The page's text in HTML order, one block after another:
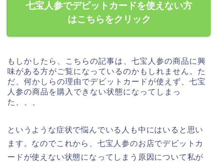
七宝人参でデビットカードを使えない方
はこちらをクリック
もしかしたら、こちらの記事は、七宝人参の商品に興
味がある方がご覧になっているのかもしれません。た
だ、何かしらの理由でデビットカードが使えず、七宝
人参の商品を購入できない状態になってしまっ
た、、、
というような症状で悩んでいる人も中にはいると思い
ます。なのでこれから、七宝人参のお店でデビットカ
ードが使えない状態になってしまう原因について私が